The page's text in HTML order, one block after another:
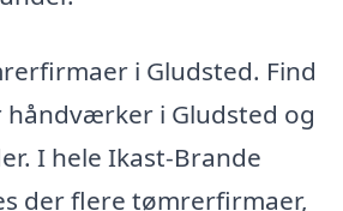
i Gludsted. Find
i Gludsted og
I hele Ikast-Brande
der flere tømrerfirmaer,